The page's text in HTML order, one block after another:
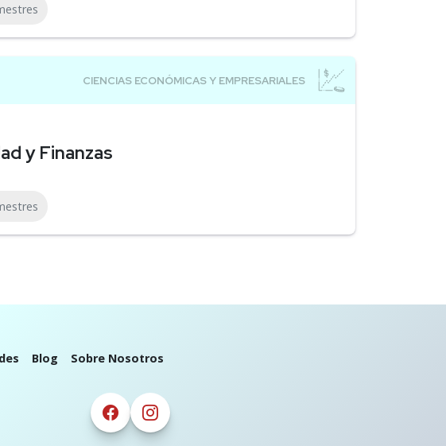
y Finanzas
Blog Sobre Nosotros